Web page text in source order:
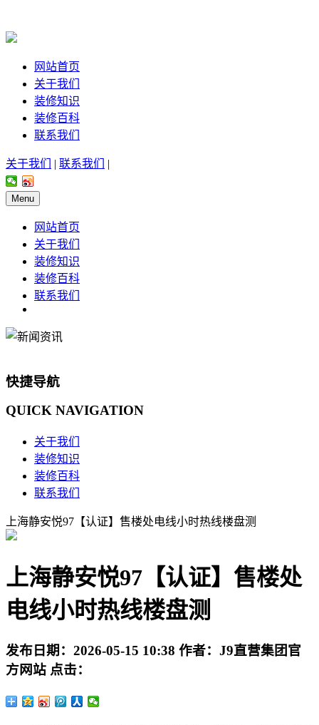
网站首页
关于我们
装修知识
装修百科
联系我们
关于我们 | 联系我们 |
Menu
网站首页
关于我们
装修知识
装修百科
联系我们
快捷导航
QUICK NAVIGATION
关于我们
装修知识
装修百科
联系我们
上海静安悦97【认证】售楼处电线小时热线楼盘测
上海静安悦97【认证】售楼处
电线小时热线楼盘测
发布日期： 2026-05-15 10:38 作者： J9直营集团官
方网站 点击：